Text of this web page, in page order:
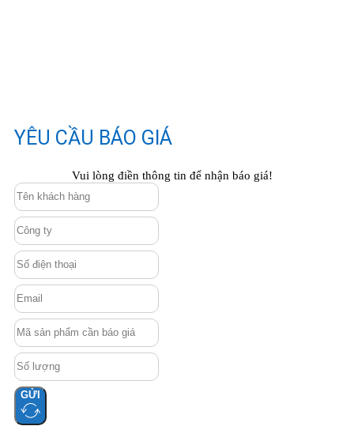
YÊU CẦU BÁO GIÁ
Vui lòng điền thông tin để nhận báo giá!
GỬI